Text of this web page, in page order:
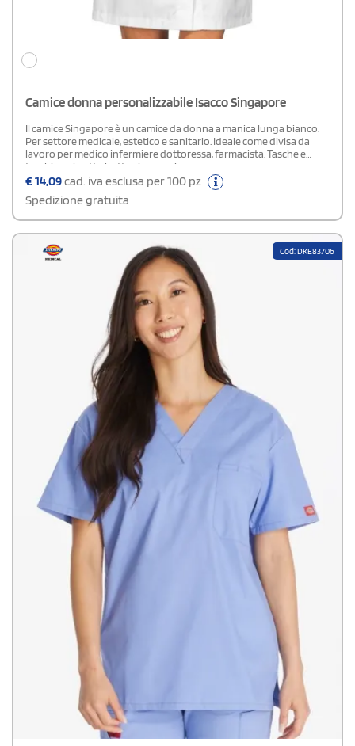
Camice donna personalizzabile Isacco Singapore
Il camice Singapore è un camice da donna a manica lunga bianco.
Per settore medicale, estetico e sanitario. Ideale come divisa da
lavoro per medico infermiere dottoressa, farmacista. Tasche e
taschino al petto bottoni a pressione.
€14,09cad. iva esclusa per 100 pz
Spedizione gratuita
Cod: DKE83706